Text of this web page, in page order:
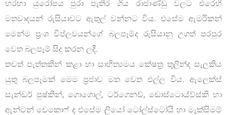
හරහා යුරෝපය පුරා පැතිර ගිය රාජාණ්ඩු වලට එරෙහි
මතවාදයන් රුසියාවට ඇතුල් වන්නට විය. එසේම ඇමරිකන්
මෙන්ම ප්‍රංශ විප්ලවයන්ගේ බලපෑම්ද රුසියානු උගත් පරපුර
වෙත බලපෑම් සිදු කරන ලදී.
තවත් පැත්තකින් කළා හා සාහිත්‍යමය කේෂත්‍ර තුලින්ද සැලකිය
යුතු බලපෑමක් මෙම ප්‍රජාව මත වෙත එල්ල විය. ඇලෙක්ස්
සැන්ඩර් පුෂ්කින්, ගොගොල්, ටර්ගෙනව්, ඩොස්ටොය්ව්ස්කි හා
ඇන්ටන් චෙකොෆ් ද එසේම ලියෝ ටෝල්ස්ටෝයි හා මැක්සිමම්